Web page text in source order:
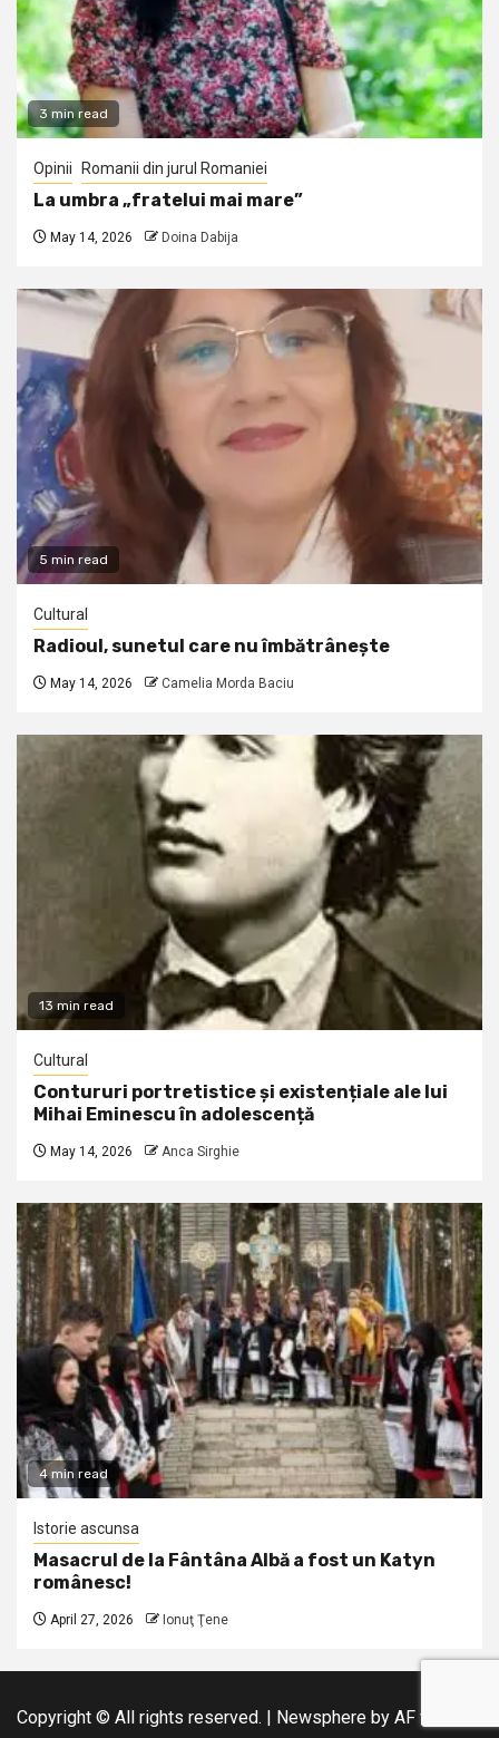
3 min read
Opinii Romanii din jurul Romaniei
La umbra „fratelui mai mare”
May 14, 2026 Doina Dabija
5 min read
Cultural
Radioul, sunetul care nu îmbătrânește
May 14, 2026 Camelia Morda Baciu
13 min read
Cultural
Contururi portretistice și existențiale ale lui
Mihai Eminescu în adolescență
May 14, 2026 Anca Sirghie
4 min read
Istorie ascunsa
Masacrul de la Fântâna Albă a fost un Katyn
românesc!
April 27, 2026 Ionuţ Ţene
Copyright © All rights reserved. Newsphere by AF themes.